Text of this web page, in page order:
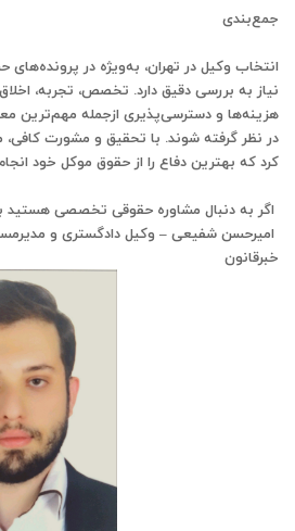
جمع‌بندی
انتخاب وکیل در تهران، به‌ویژه در
نیاز به بررسی دقیق دارد. تخصص، تجربه،
هزینه‌ها و دسترسی‌پذیری ازجمله مهم‌ترین
در نظر گرفته شوند. با تحقیق و مشورت کافی،
کرد که بهترین دفاع را از حقوق موکل خود
اگر بهدنبال مشاوره حقوقی تخصصیهستید
امیرحسنشفیعی– وکیلدادگستری و
خبرقانون